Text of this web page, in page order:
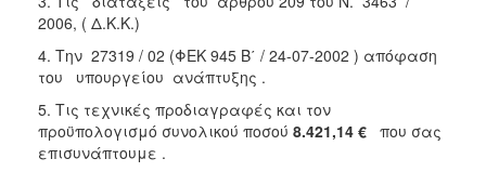
2013
ΤΟΠΟΣ
2006, ( Δ.Κ.Κ.)
4. Την 27319 / 02 (ΦΕΚ 945 Β΄ / 24-07-2002 ) απόφαση
του υπουργείου ανάπτυξης .
5. Τις τεχνικές προδιαγραφές και τον
προϋπολογισμό συνολικού ποσού 8.421,14 € που σας
επισυνάπτουμε .